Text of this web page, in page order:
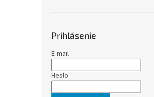
Prihlásenie
E-mail
Heslo